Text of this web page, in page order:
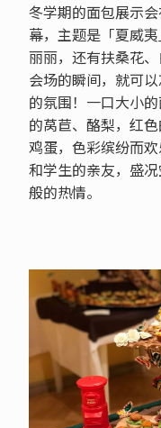
冬学期的面包展示
幕，主题是「夏威
丽丽，还有扶桑花
会场的瞬间，就可
的氛围！一口大小
的莴苣、酪梨，红
鸡蛋，色彩缤纷而
和学生的亲友，盛
般的热情。